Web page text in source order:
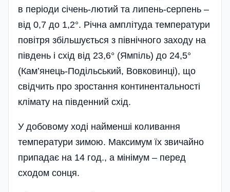
в періоди січень-лютий та липень-серпень –
від 0,7 до 1,2°. Річна амплітуда температури
по­вітря збіль­шується з північного заходу на
південь і схід від 23,6° (Ям­піль) до 24,5°
(Кам’янець-Поді­льський, Вовковинці), що
свідчить про зростання континентальності
клімату на південний схід.
У добовому ході найменші коливання
температури зимою. Максимум їх звичайно
припадає на 14 год., а мінімум – перед
сходом сонця.